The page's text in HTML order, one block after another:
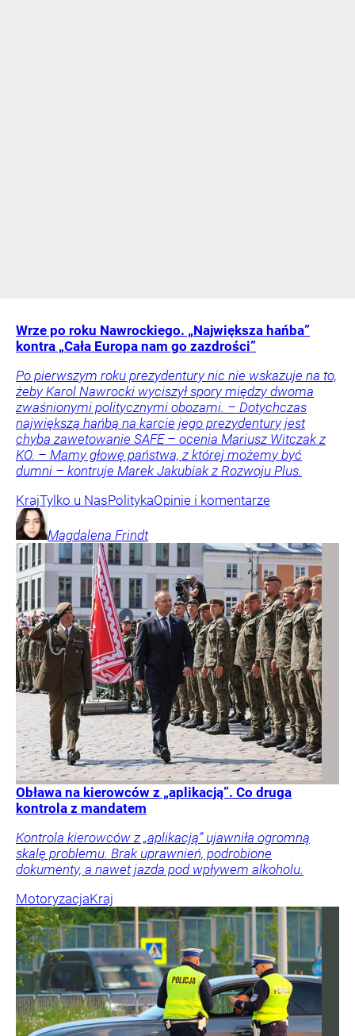
Wrze po roku Nawrockiego. „Największa hańba”
kontra „Cała Europa nam go zazdrości”
Po pierwszym roku prezydentury nic nie wskazuje na to,
żeby Karol Nawrocki wyciszył spory między dwoma
zwaśnionymi politycznymi obozami. – Dotychczas
największą hańbą na karcie jego prezydentury jest
chyba zawetowanie SAFE – ocenia Mariusz Witczak z
KO. – Mamy głowę państwa, z której możemy być
dumni – kontruje Marek Jakubiak z Rozwoju Plus.
KrajTylko u NasPolitykaOpinie i komentarze
Magdalena Frindt
Obława na kierowców z „aplikacją”. Co druga
kontrola z mandatem
Kontrola kierowców z „aplikacją” ujawniła ogromną
skalę problemu. Brak uprawnień, podrobione
dokumenty, a nawet jazda pod wpływem alkoholu.
MotoryzacjaKraj